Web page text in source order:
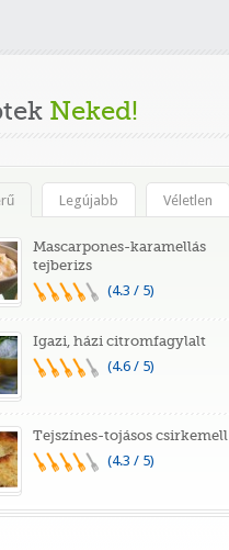
Neked!
Legújabb Véletlen
Mascarpones-karamellás
tejberizs
(4.3 / 5)
Igazi, házi citromfagylalt
(4.6 / 5)
Tejszínes-tojásos csirkemell
(4.3 / 5)